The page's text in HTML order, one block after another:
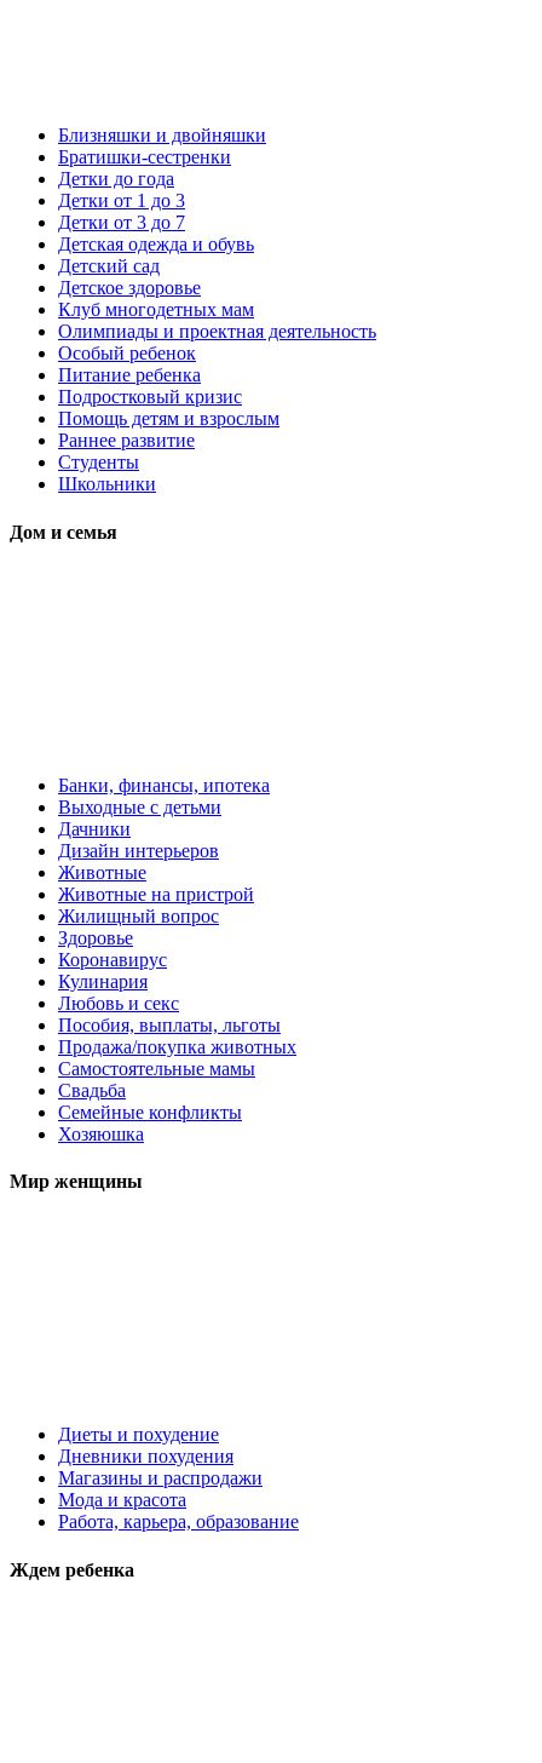
Близняшки и двойняшки
Братишки-сестренки
Детки до года
Детки от 1 до 3
Детки от 3 до 7
Детская одежда и обувь
Детский сад
Детское здоровье
Клуб многодетных мам
Олимпиады и проектная деятельность
Особый ребенок
Питание ребенка
Подростковый кризис
Помощь детям и взрослым
Раннее развитие
Студенты
Школьники
Дом и семья
Банки, финансы, ипотека
Выходные с детьми
Дачники
Дизайн интерьеров
Животные
Животные на пристрой
Жилищный вопрос
Здоровье
Коронавирус
Кулинария
Любовь и секс
Пособия, выплаты, льготы
Продажа/покупка животных
Самостоятельные мамы
Свадьба
Семейные конфликты
Хозяюшка
Мир женщины
Диеты и похудение
Дневники похудения
Магазины и распродажи
Мода и красота
Работа, карьера, образование
Ждем ребенка